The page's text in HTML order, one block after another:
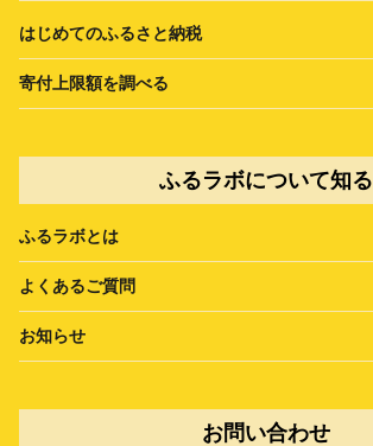
はじめてのふるさと納税
寄付上限額を調べる
ふるラボについて知る
ふるラボとは
よくあるご質問
お知らせ
お問い合わせ